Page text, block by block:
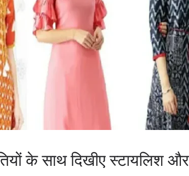
के साथ दिखीए स्‍टायलिश